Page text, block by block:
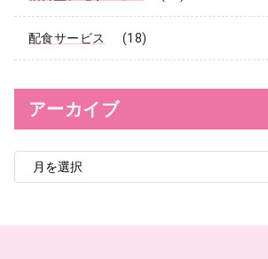
配食サービス (18)
アーカイブ
ア
カ